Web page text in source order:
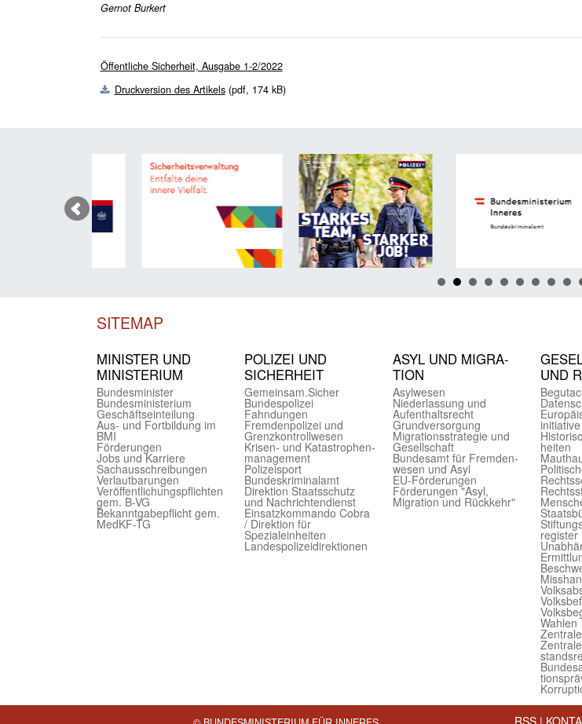
Gernot Burkert
Öffentliche Sicherheit, Ausgabe 1-2/2022
Druckversion des Artikels(pdf, 174 kB)
SITEMAP
MINISTER UND
MINIST­ERIUM
Bundes­minister
Bundes­ministerium
Geschäfts­einteilung
Aus- und Fortbildung im
BMI
Förderungen
Jobs und Karriere
Sachaus­schreibungen
Verlautbarungen
Veröffentlichungspflichten
gem. B-VG
Bekanntgabepflicht gem.
MedKF-TG
POLIZEI UND
SICHER­HEIT
Gemein­sam.Sicher
Bundes­polizei
Fahndungen
Fremdenpolizei und
Grenzkontrollwesen
Krisen- und Katastrophen­
management
Polizeisport
Bundes­kriminal­amt
Direktion Staats­schutz
und Nach­richten­dienst
Einsatz­kommando Cobra
/ Direktion für
Spezialeinheiten
Landes­polizei­direk­tionen
ASYL UND MIGRA­
TION
Asyl­wesen
Nieder­lassung und
Aufent­halts­recht
Grund­versorgung
Migrations­strategie und
Gesell­schaft
Bundes­amt für Fremden­
wesen und Asyl
EU-Förde­rungen
Förderungen "Asyl,
Migration und Rückkehr"
UND
initiative
heiten
register
Wahlen